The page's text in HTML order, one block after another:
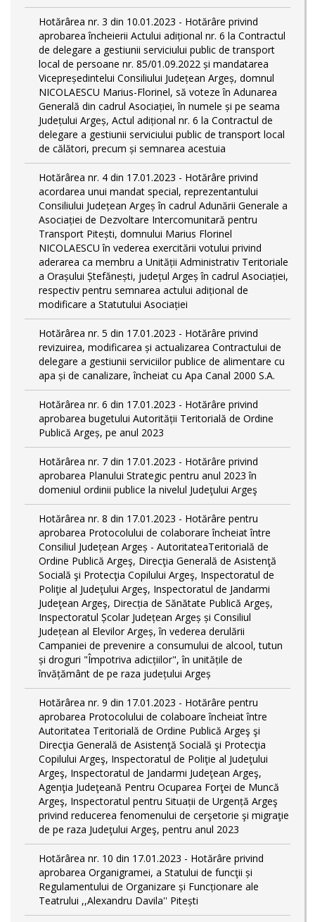
Hotărârea nr. 3 din 10.01.2023 - Hotărâre privind
aprobarea încheierii Actului adițional nr. 6 la Contractul
de delegare a gestiunii serviciului public de transport
local de persoane nr. 85/01.09.2022 și mandatarea
Vicepreședintelui Consiliului Județean Argeș, domnul
NICOLAESCU Marius-Florinel, să voteze în Adunarea
Generală din cadrul Asociației, în numele și pe seama
Județului Argeș, Actul adițional nr. 6 la Contractul de
delegare a gestiunii serviciului public de transport local
de călători, precum și semnarea acestuia
Hotărârea nr. 4 din 17.01.2023 - Hotărâre privind
acordarea unui mandat special, reprezentantului
Consiliului Județean Argeș în cadrul Adunării Generale a
Asociației de Dezvoltare Intercomunitară pentru
Transport Pitești, domnului Marius Florinel
NICOLAESCU în vederea exercitării votului privind
aderarea ca membru a Unității Administrativ Teritoriale
a Orașului Ștefănești, județul Argeș în cadrul Asociației,
respectiv pentru semnarea actului adițional de
modificare a Statutului Asociației
Hotărârea nr. 5 din 17.01.2023 - Hotărâre privind
revizuirea, modificarea și actualizarea Contractului de
delegare a gestiunii serviciilor publice de alimentare cu
apa și de canalizare, încheiat cu Apa Canal 2000 S.A.
Hotărârea nr. 6 din 17.01.2023 - Hotărâre privind
aprobarea bugetului Autorității Teritorială de Ordine
Publică Argeș, pe anul 2023
Hotărârea nr. 7 din 17.01.2023 - Hotărâre privind
aprobarea Planului Strategic pentru anul 2023 în
domeniul ordinii publice la nivelul Judeţului Argeş
Hotărârea nr. 8 din 17.01.2023 - Hotărâre pentru
aprobarea Protocolului de colaborare încheiat între
Consiliul Județean Argeș - AutoritateaTeritorială de
Ordine Publică Argeş, Direcţia Generală de Asistenţă
Socială şi Protecţia Copilului Argeş, Inspectoratul de
Poliţie al Judeţului Argeş, Inspectoratul de Jandarmi
Judeţean Argeş, Direcția de Sănătate Publică Argeș,
Inspectoratul Școlar Județean Argeș și Consiliul
Județean al Elevilor Argeș, în vederea derulării
Campaniei de prevenire a consumului de alcool, tutun
și droguri "Împotriva adicțiilor", în unitățile de
învățământ de pe raza județului Argeș
Hotărârea nr. 9 din 17.01.2023 - Hotărâre pentru
aprobarea Protocolului de colaboare încheiat între
Autoritatea Teritorială de Ordine Publică Argeş şi
Direcţia Generală de Asistenţă Socială şi Protecţia
Copilului Argeş, Inspectoratul de Poliţie al Judeţului
Argeş, Inspectoratul de Jandarmi Judeţean Argeş,
Agenţia Judeţeană Pentru Ocuparea Forţei de Muncă
Argeş, Inspectoratul pentru Situații de Urgență Argeş
privind reducerea fenomenului de cerşetorie şi migraţie
de pe raza Judeţului Argeş, pentru anul 2023
Hotărârea nr. 10 din 17.01.2023 - Hotărâre privind
aprobarea Organigramei, a Statului de funcţii și
Regulamentului de Organizare și Funcționare ale
Teatrului ,,Alexandru Davila'' Pitești